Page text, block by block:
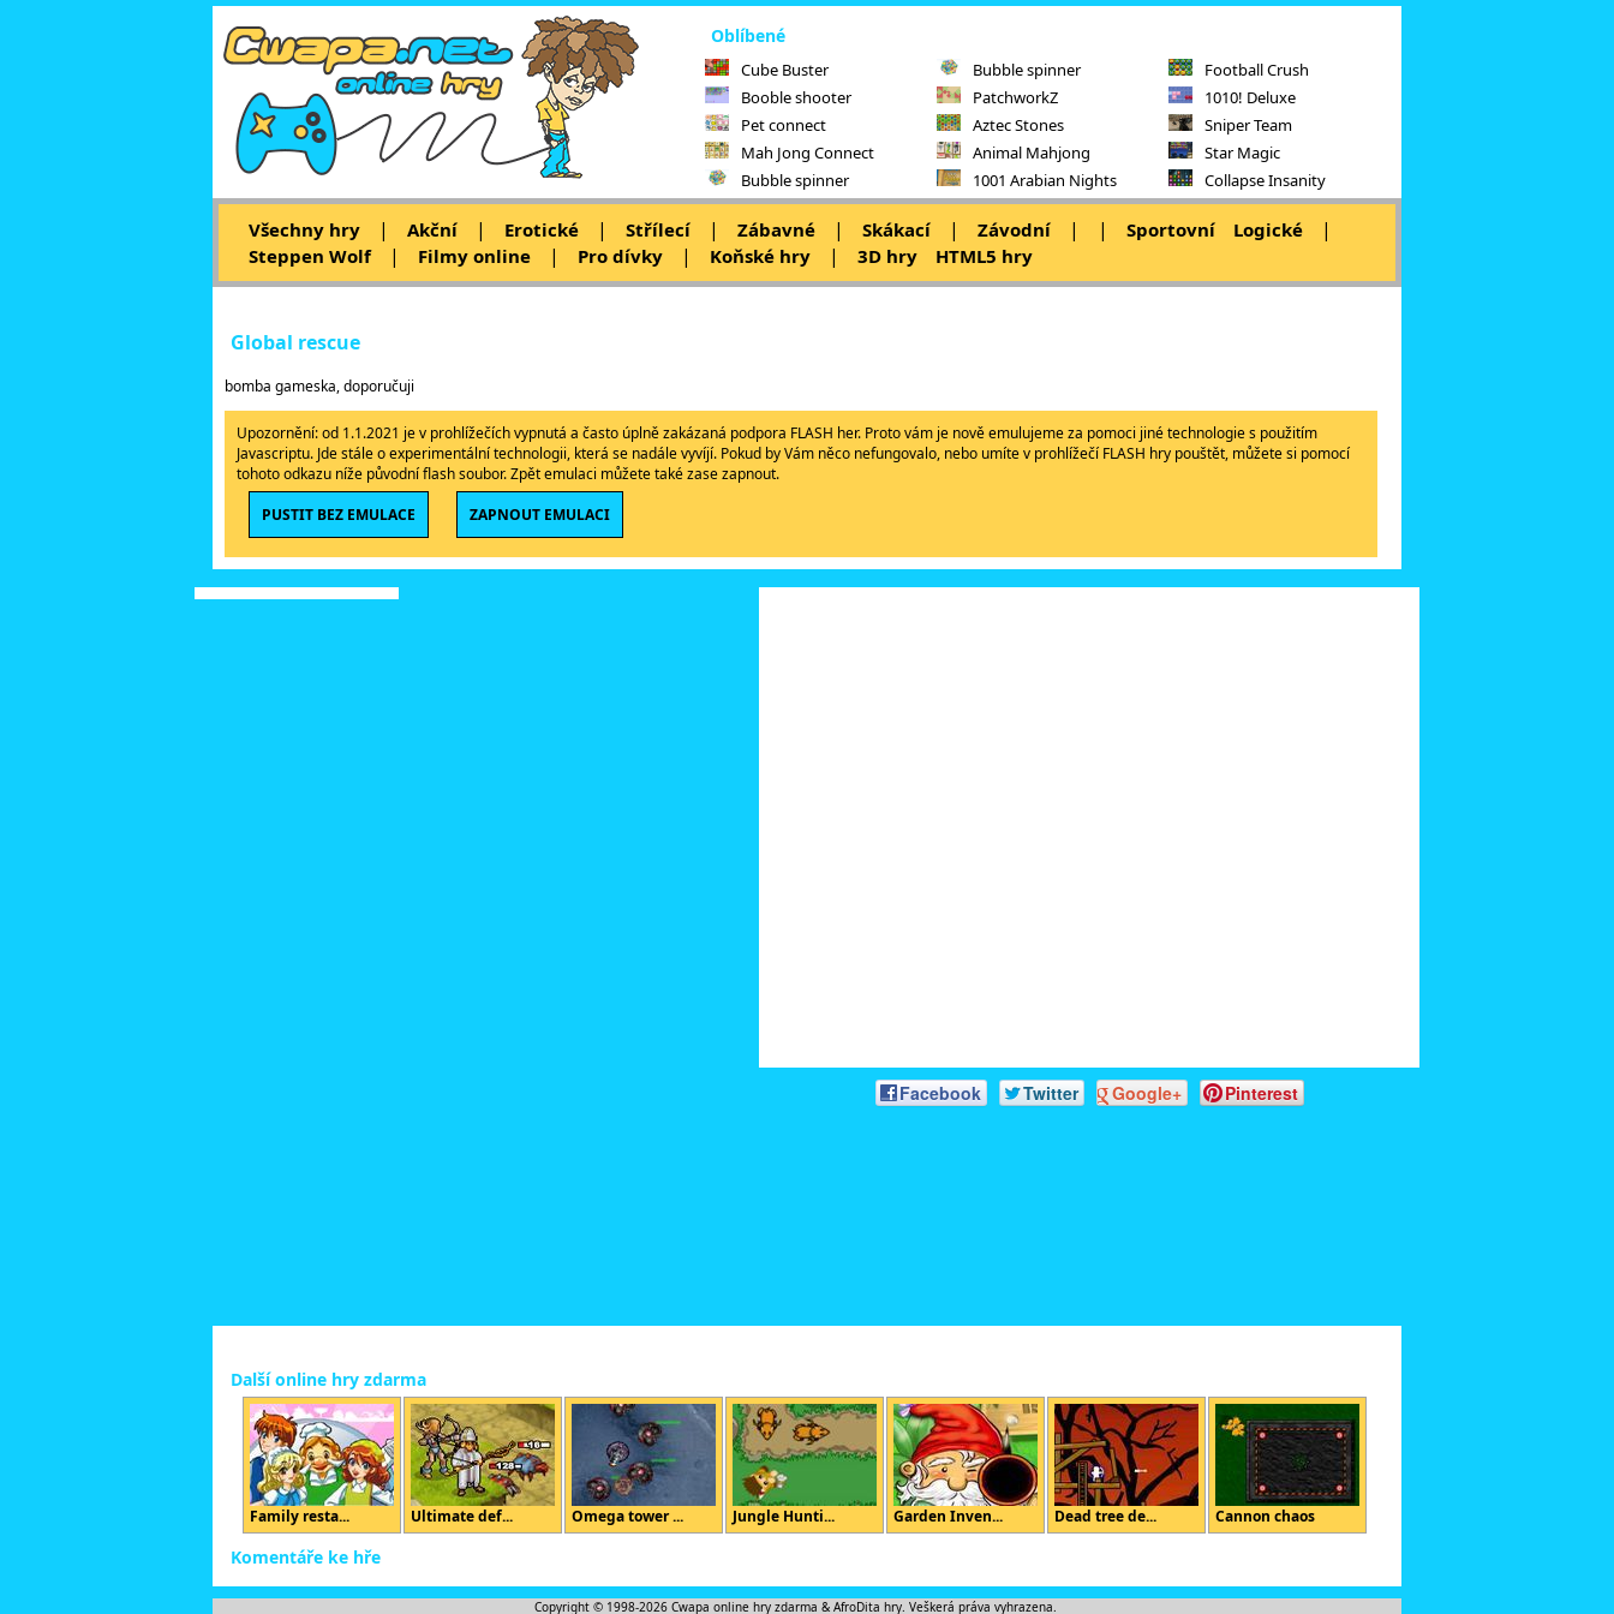
Oblíbené
Cube Buster
Booble shooter
Pet connect
Mah Jong Connect
Bubble spinner
Bubble spinner
PatchworkZ
Aztec Stones
Animal Mahjong
1001 Arabian Nights
Football Crush
1010! Deluxe
Sniper Team
Star Magic
Collapse Insanity
Všechny hry | Akční | Erotické | Střílecí | Zábavné | Skákací | Závodní | | Sportovní Logické |
Steppen Wolf | Filmy online | Pro dívky | Koňské hry | 3D hry HTML5 hry
Global rescue
bomba gameska, doporučuji
Upozornění: od 1.1.2021 je v prohlížečích vypnutá a často úplně zakázaná podpora FLASH her. Proto vám je nově emulujeme za pomoci jiné technologie s použitím
Javascriptu. Jde stále o experimentální technologii, která se nadále vyvíjí. Pokud by Vám něco nefungovalo, nebo umíte v prohlížečí FLASH hry pouštět, můžete si pomocí
tohoto odkazu níže původní flash soubor. Zpět emulaci můžete také zase zapnout.
PUSTIT BEZ EMULACE
ZAPNOUT EMULACI
Facebook Twitter Google+ Pinterest
Další online hry zdarma
Family resta... Ultimate def... Omega tower ... Jungle Hunti... Garden Inven... Dead tree de... Cannon chaos
Komentáře ke hře
Copyright © 1998-2026 Cwapa online hry zdarma & AfroDita hry. Veškerá práva vyhrazena.